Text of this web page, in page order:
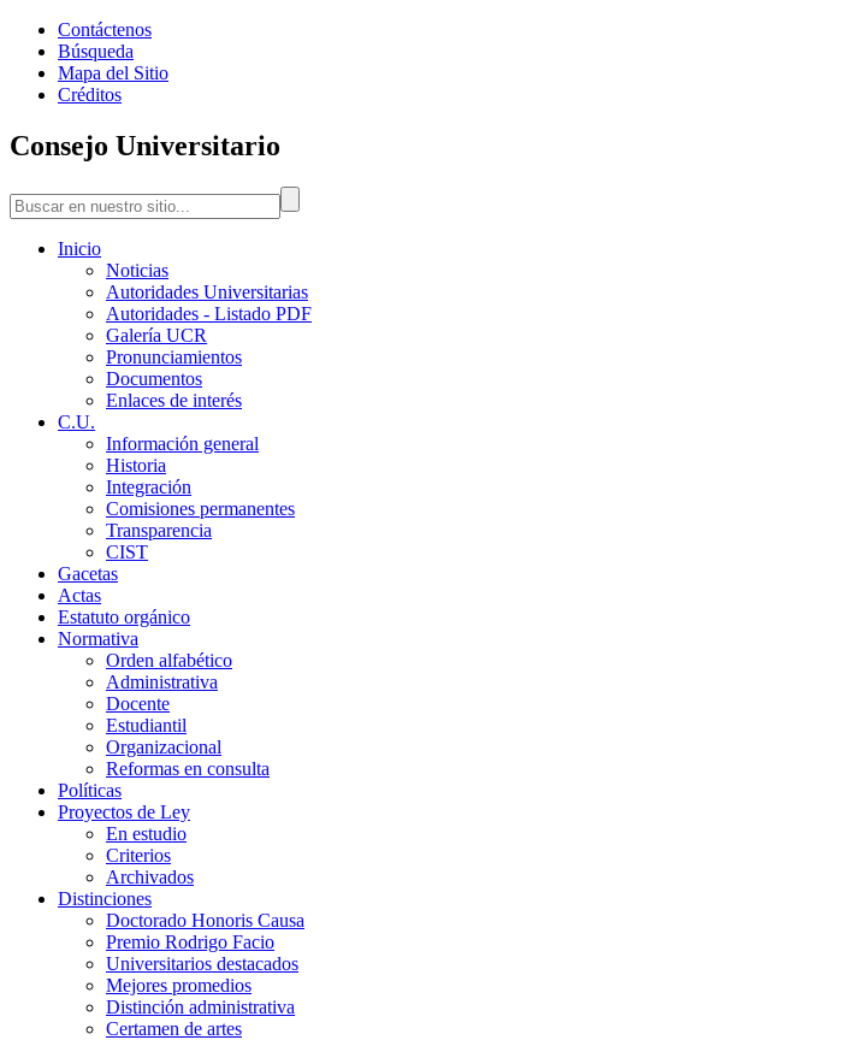
Contáctenos
Búsqueda
Mapa del Sitio
Créditos
Consejo Universitario
Inicio
Noticias
Autoridades Universitarias
Autoridades - Listado PDF
Galería UCR
Pronunciamientos
Documentos
Enlaces de interés
C.U.
Información general
Historia
Integración
Comisiones permanentes
Transparencia
CIST
Gacetas
Actas
Estatuto orgánico
Normativa
Orden alfabético
Administrativa
Docente
Estudiantil
Organizacional
Reformas en consulta
Políticas
Proyectos de Ley
En estudio
Criterios
Archivados
Distinciones
Doctorado Honoris Causa
Premio Rodrigo Facio
Universitarios destacados
Mejores promedios
Distinción administrativa
Certamen de artes